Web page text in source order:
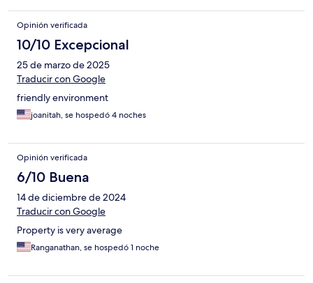
Opinión verificada
10/10 Excepcional
25 de marzo de 2025
Traducir con Google
friendly environment
joanitah, se hospedó 4 noches
Opinión verificada
6/10 Buena
14 de diciembre de 2024
Traducir con Google
Property is very average
Ranganathan, se hospedó 1 noche